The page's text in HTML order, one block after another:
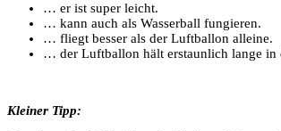
… er ist super leicht.
… kann auch als Wasserball fungieren.
… fliegt besser als der Luftballon alleine.
… der Luftballon hält erstaunlich lange in
Kleiner Tipp: